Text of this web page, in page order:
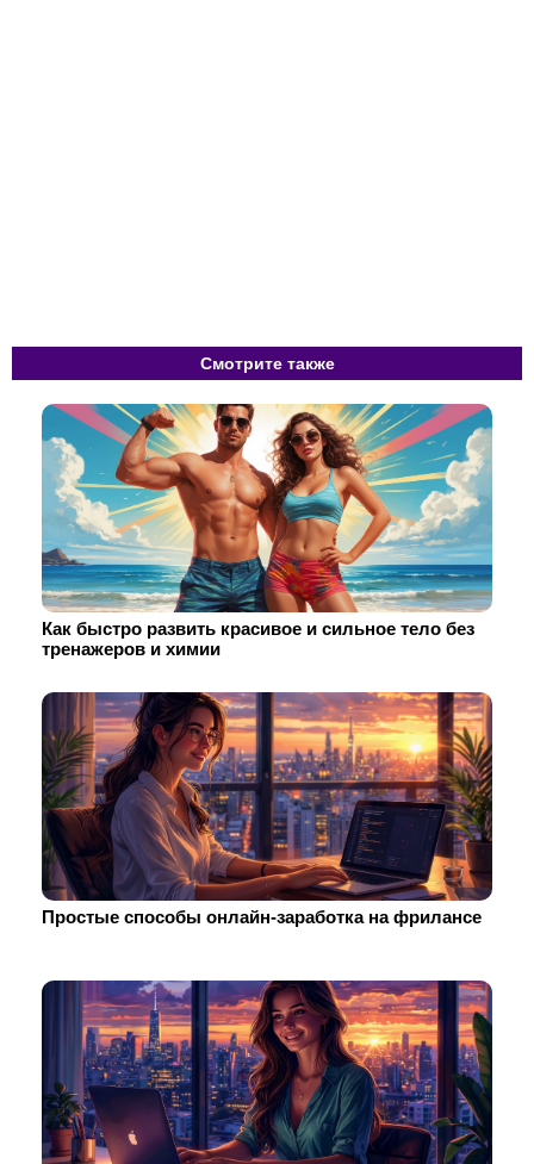
Смотрите также
Как быстро развить красивое и сильное тело без
тренажеров и химии
Простые способы онлайн-заработка на фрилансе